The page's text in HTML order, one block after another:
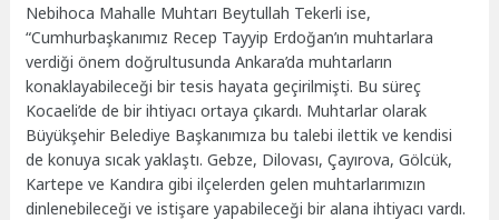
Nebihoca Mahalle Muhtarı Beytullah Tekerli ise,
“Cumhurbaşkanımız Recep Tayyip Erdoğan’ın muhtarlara
verdiği önem doğrultusunda Ankara’da muhtarların
konaklayabileceği bir tesis hayata geçirilmişti. Bu süreç
Kocaeli’de de bir ihtiyacı ortaya çıkardı. Muhtarlar olarak
Büyükşehir Belediye Başkanımıza bu talebi ilettik ve kendisi
de konuya sıcak yaklaştı. Gebze, Dilovası, Çayırova, Gölcük,
Kartepe ve Kandıra gibi ilçelerden gelen muhtarlarımızın
dinlenebileceği ve istişare yapabileceği bir alana ihtiyacı vardı.